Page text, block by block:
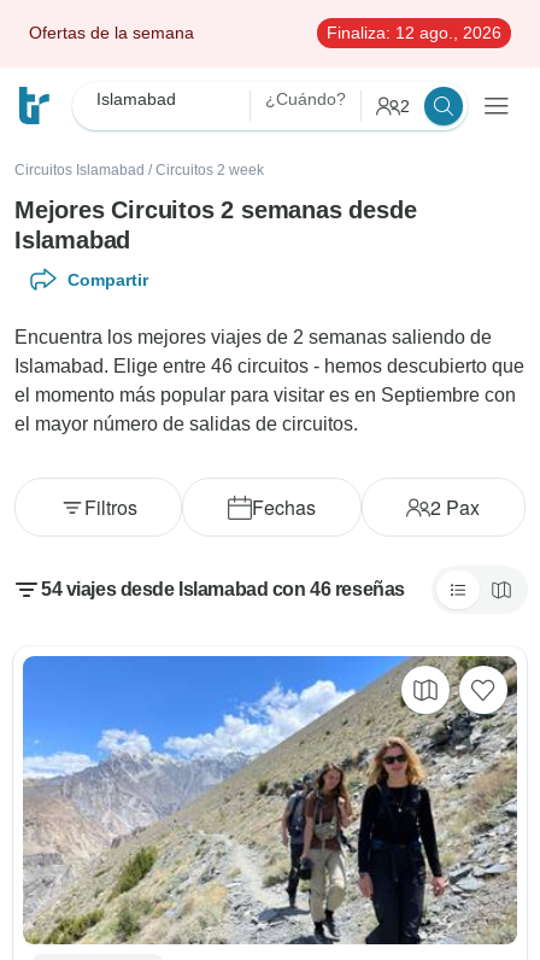
Ofertas de la semana Finaliza: 12 ago., 2026
Islamabad ¿Cuándo? 2
Circuitos Islamabad / Circuitos 2 week
Mejores Circuitos 2 semanas desde
Islamabad
Compartir
Encuentra los mejores viajes de 2 semanas saliendo de
Islamabad. Elige entre 46 circuitos - hemos descubierto que
el momento más popular para visitar es en Septiembre con
el mayor número de salidas de circuitos.
Fechas 2 Pax
Filtros
54 viajes desde Islamabad con 46 reseñas